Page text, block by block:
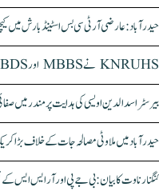
حیدرآباد: عارضی آر ٹی سی بس اسٹینڈ بارش میں
KNRUHS نے MBBS اور BDS داخلوں کا نوٹیفکیشن جاری کر دیا
بیرسٹر اسدالدین اویسی کی ہدایت پر مندر میں
حیدرآباد میں ملاوٹی مصالحہ جات کے خلاف بڑا کریک ڈاؤن، 25 ٹن سے زائد
کنگنا رناوت کا بیان: بی جے پی اور آر ایس ایس